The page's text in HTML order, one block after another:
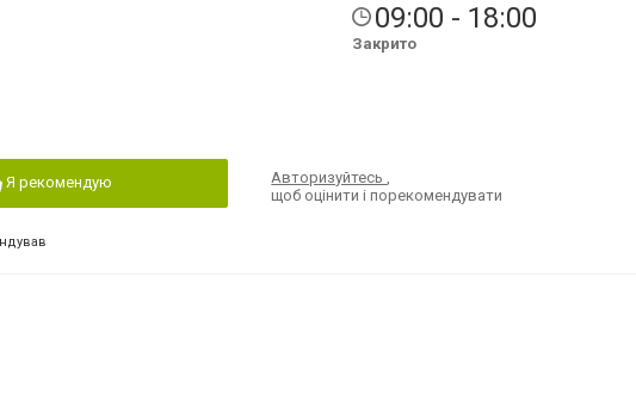
09:00 - 18:00
Закрито
Я рекомендую Авторизуйтесь,
щоб оцінити і порекомендувати